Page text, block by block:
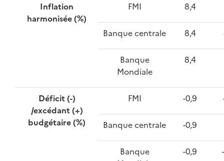
Inflation
harmonisée (%)
FMI 8,4
Banque centrale 8,4
Banque
Mondiale
8,4
Déficit (-)
/excédant (+)
budgétaire (%)
FMI -0,9
Banque centrale -0,9
Banque
-0,9